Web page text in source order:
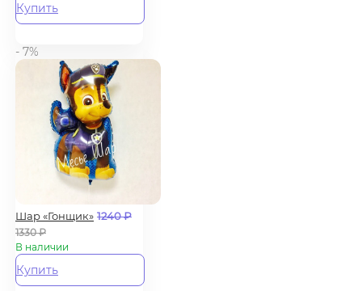
Купить
- 7%
Шар «Гонщик» 1240₽
1330₽
В наличии
Купить